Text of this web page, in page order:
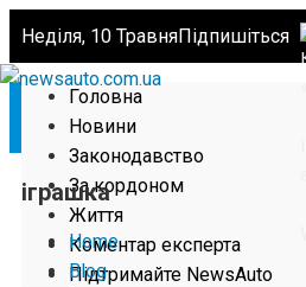
Неділя, 10 ТравняПідпишіться
Головна
Новини
Законодавство
За кордоном
Життя
Коментар експерта
Підтримайте NewsAuto
іграшка
Home
Blog